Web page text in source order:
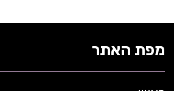
מפת האתר